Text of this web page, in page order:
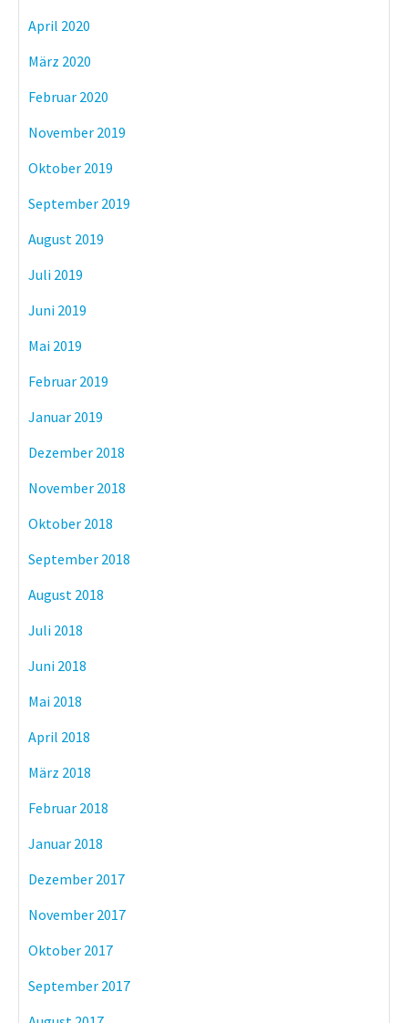
April 2020
März 2020
Februar 2020
November 2019
Oktober 2019
September 2019
August 2019
Juli 2019
Juni 2019
Mai 2019
Februar 2019
Januar 2019
Dezember 2018
November 2018
Oktober 2018
September 2018
August 2018
Juli 2018
Juni 2018
Mai 2018
April 2018
März 2018
Februar 2018
Januar 2018
Dezember 2017
November 2017
Oktober 2017
September 2017